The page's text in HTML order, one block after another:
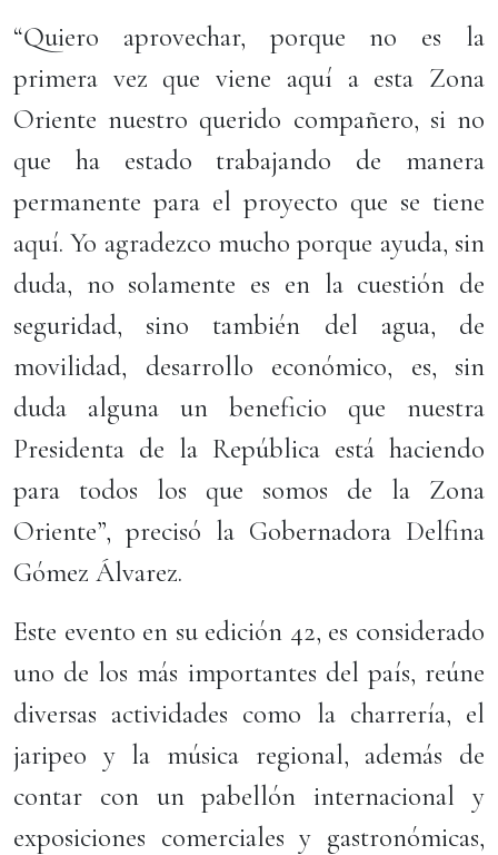
“Quiero aprovechar, porque no es la
primera vez que viene aquí a esta Zona
Oriente nuestro querido compañero, si no
que ha estado trabajando de manera
permanente para el proyecto que se tiene
aquí. Yo agradezco mucho porque ayuda, sin
duda, no solamente es en la cuestión de
seguridad, sino también del agua, de
movilidad, desarrollo económico, es, sin
duda alguna un beneficio que nuestra
Presidenta de la República está haciendo
para todos los que somos de la Zona
Oriente”, precisó la Gobernadora Delfina
Gómez Álvarez.
Este evento en su edición 42, es considerado
uno de los más importantes del país, reúne
diversas actividades como la charrería, el
jaripeo y la música regional, además de
contar con un pabellón internacional y
exposiciones comerciales y gastronómicas,